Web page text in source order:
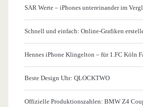
SAR Werte – iPhones untereinander im
Schnell und einfach: Online-Grafiken
Hennes iPhone Klingelton – für 1.FC Köln
Beste Design Uhr: QLOCKTWO
Offizielle Produktionszahlen: BMW Z4